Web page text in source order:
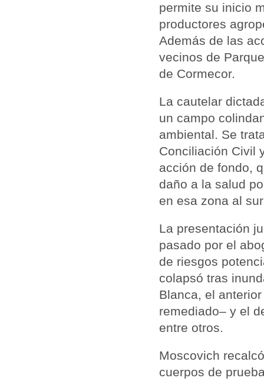
permite su inicio
productores
Además de las
vecinos de
de Cormecor.
La cautelar
un campo
ambiental. Se
Conciliación Civil
acción de fondo,
daño a la salud
en esa zona al
La presentación
pasado por el
de riesgos
colapsó tras
Blanca, el
remediado– y el
entre otros.
Moscovich
cuerpos de